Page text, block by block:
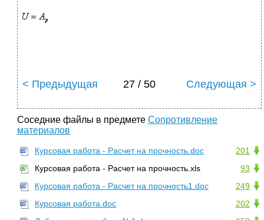
< Предыдущая 27 / 50 Следующая >
Соседние файлы в предмете Сопротивление
материалов
201
Курсовая работа - Расчет на прочность.doc
93
Курсовая работа - Расчет на прочность.xls
249
Курсовая работа - Расчет на прочность1.doc
202
Курсовая работа.doc